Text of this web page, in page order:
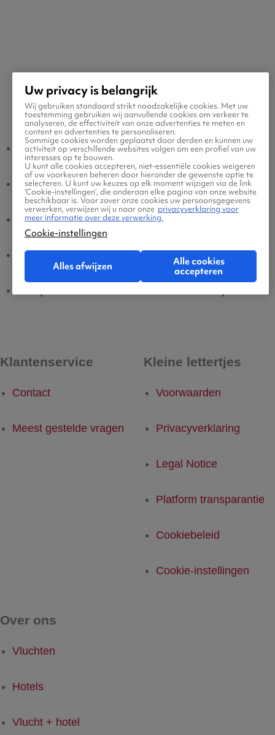
Populaire vluchten
Muş - Amsterdam Amsterdam - Muş
Muş - Eindhoven Eindhoven - Muş
Muş - Brussel Brussel - Muş
Muş - Dusseldorf Dusseldorf - Muş
Klantenservice
Contact
Meest gestelde vragen
Kleine lettertjes
Voorwaarden
Privacyverklaring
Legal Notice
Platform transparantie
Cookiebeleid
Cookie-instellingen
Over ons
Vluchten
Hotels
Vlucht + hotel
Uw privacy is belangrijk
Wij gebruiken standaard strikt noodzakelijke cookies. Met uw
toestemming gebruiken wij aanvullende cookies om verkeer te
analyseren, de effectiviteit van onze advertenties te meten en
content en advertenties te personaliseren.
Sommige cookies worden geplaatst door derden en kunnen uw
activiteit op verschillende websites volgen om een profiel van uw
interesses op te bouwen.
U kunt alle cookies accepteren, niet-essentiële cookies weigeren
of uw voorkeuren beheren door hieronder de gewenste optie te
selecteren. U kunt uw keuzes op elk moment wijzigen via de link
‘Cookie-instellingen’, die onderaan elke pagina van onze website
beschikbaar is. Voor zover onze cookies uw persoonsgegevens
verwerken, verwijzen wij u naar onze privacyverklaring voor
meer informatie over deze verwerking.
Cookie-instellingen
Alles afwijzen
Alle cookies
accepteren